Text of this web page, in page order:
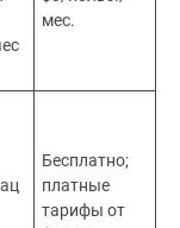
мес.
Бесплатно;
платные
тарифы от